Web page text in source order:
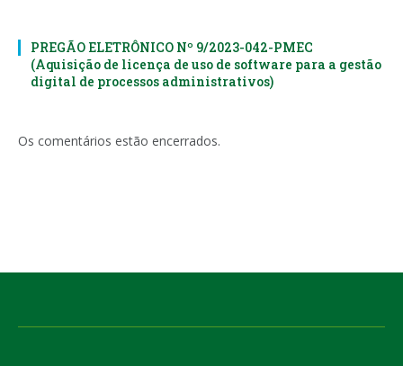
PREGÃO ELETRÔNICO Nº 9/2023-042-PMEC
(Aquisição de licença de uso de software para a gestão
digital de processos administrativos)
Os comentários estão encerrados.